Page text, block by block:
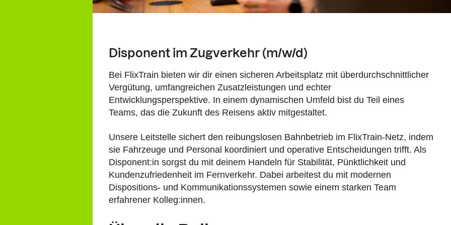
Disponent im Zugverkehr (m/w/d)
Bei FlixTrain bieten wir dir einen sicheren Arbeitsplatz mit überdurchschnittlicher
Vergütung, umfangreichen Zusatzleistungen und echter
Entwicklungsperspektive. In einem dynamischen Umfeld bist du Teil eines
Teams, das die Zukunft des Reisens aktiv mitgestaltet.
Unsere Leitstelle sichert den reibungslosen Bahnbetrieb im FlixTrain-Netz, indem
sie Fahrzeuge und Personal koordiniert und operative Entscheidungen trifft. Als
Disponent:in sorgst du mit deinem Handeln für Stabilität, Pünktlichkeit und
Kundenzufriedenheit im Fernverkehr. Dabei arbeitest du mit modernen
Dispositions- und Kommunikationssystemen sowie einem starken Team
erfahrener Kolleg:innen.